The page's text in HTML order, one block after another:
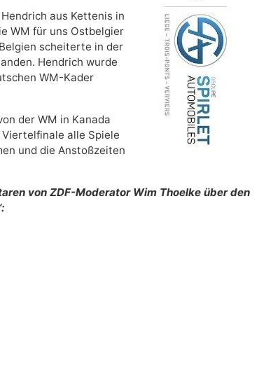
aus Kettenis in
WM für uns Ostbelgier
scheiterte in der
Hendrich wurde
WM-Kader
der WM in Kanada
alle Spiele
und die Anstoßzeiten
von ZDF-Moderator Wim Thoelke über den